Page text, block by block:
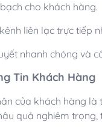
cho khách hàng.
liên lạc trực tiếp
nhanh chóng và
Tin Khách Hàng
của khách hàng
quả nghiêm